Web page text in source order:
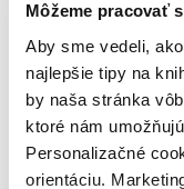
Môžeme pracovať
Aby sme vedeli,
najlepšie tipy na
by naša stránka
ktoré nám
Personalizačné
orientáciu.
Juraj Šlesar
ďalšie články autora
Prečítajte si tiež:
Čítanie s porozumením